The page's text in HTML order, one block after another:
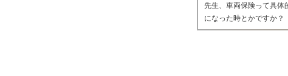
先生、車両保険って具体
になった時とかですか？